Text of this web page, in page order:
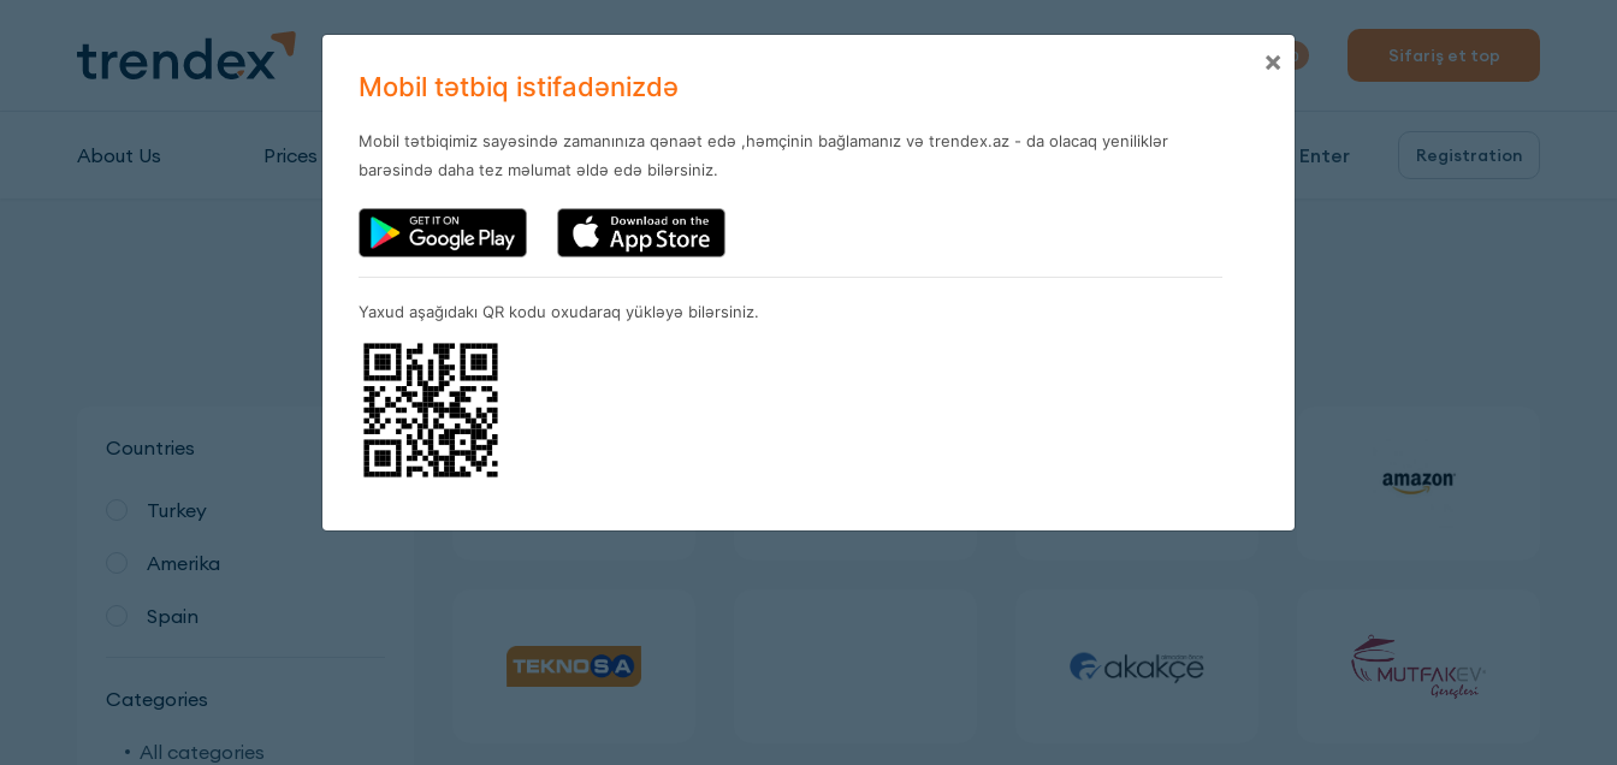
0 Sifariş et top
About Us Prices Stores News Enter Registration
Stores
Countries
Turkey
Amerika
Spain
Categories
All categories
×
Mobil tətbiq istifadənizdə
Mobil tətbiqimiz sayəsində zamanınıza qənaət edə ,həmçinin bağlamanız və trendex.az - da olacaq yeniliklər
barəsində daha tez məlumat əldə edə bilərsiniz.
Yaxud aşağıdakı QR kodu oxudaraq yükləyə bilərsiniz.